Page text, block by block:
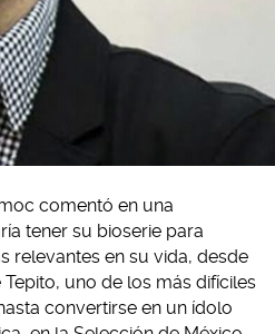
comentó en una
tener su bioserie para
relevantes en su vida, desde
uno de los más difíciles
convertirse en un ídolo